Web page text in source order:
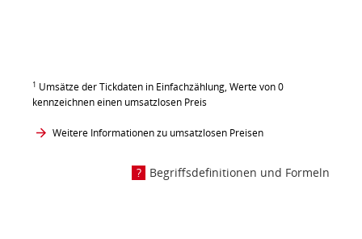
1 Umsätze der Tickdaten in Einfachzählung, Werte von 0
kennzeichnen einen umsatzlosen Preis
Weitere Informationen zu umsatzlosen Preisen
Begriffsdefinitionen und Formeln